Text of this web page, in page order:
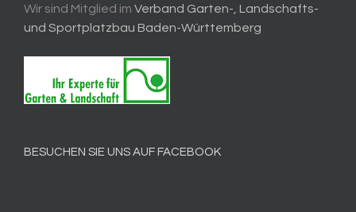
Wir sind Mitglied im Verband Garten-, Landschafts-
und Sportplatzbau Baden-Württemberg
BESUCHEN SIE UNS AUF FACEBOOK